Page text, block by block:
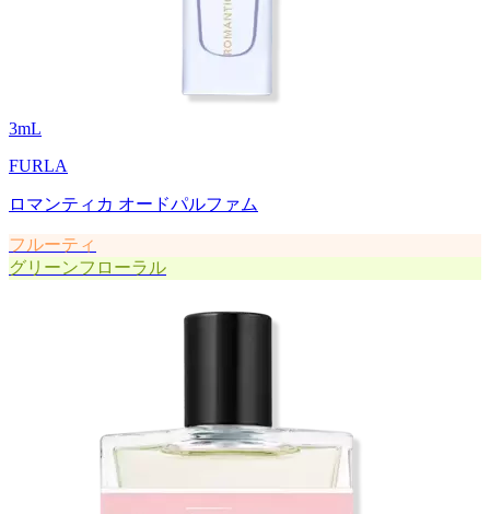
3mL
FURLA
ロマンティカ オードパルファム
フルーティ
グリーンフローラル